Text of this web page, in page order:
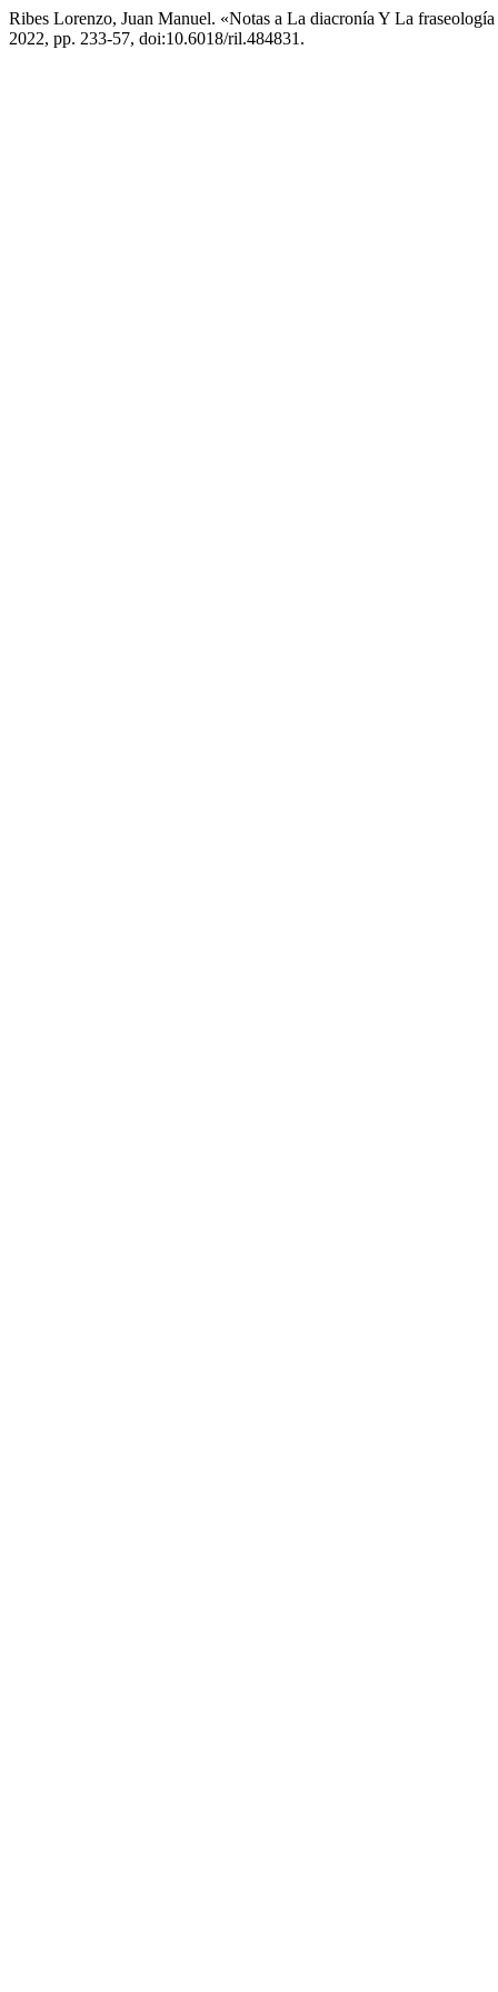
Ribes Lorenzo, Juan Manuel. «Notas a La diacronía Y La
2022, pp. 233-57, doi:10.6018/ril.484831.